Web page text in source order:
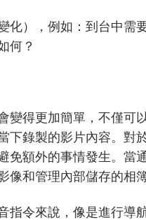
化），例如：到台中需
何？
變得更加簡單，不僅可
下錄製的影片內容。對
免額外的事情發生。當
像和管理內部儲存的相簿
指令來說，像是進行導